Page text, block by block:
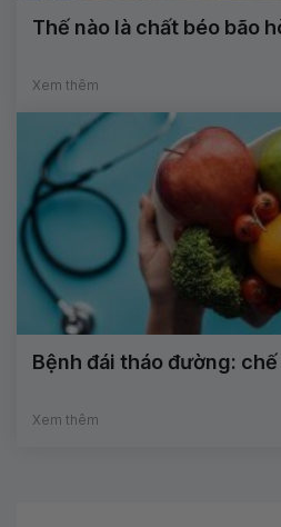
Thế nào là chất béo bão
Xem thêm
Bệnh đái tháo đường:
Xem thêm